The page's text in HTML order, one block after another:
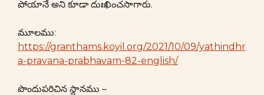
పోయానే అని కూడా దుఃఖించసాగారు.
మూలము:
https://granthams.koyil.org/2021/10/09/yathindhr
a-pravana-prabhavam-82-english/
పొందుపరిచిన స్థానము –